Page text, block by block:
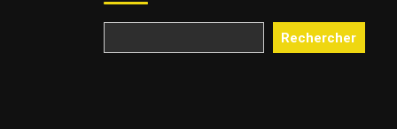
Rechercher